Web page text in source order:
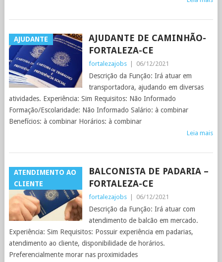
AJUDANTE
AJUDANTE DE CAMINHÃO-
FORTALEZA-CE
fortalezajobs 06/12/2021
Descrição da Função: Irá atuar em
transportadora, ajudando em diversas
atividades. Experiência: Sim Requisitos: Não Informado
Formação/Escolaridade: Não Informado Salário: à combinar
Benefícios: à combinar Horários: à combinar
Leia mais
ATENDIMENTO AO
CLIENTE
BALCONISTA DE PADARIA –
FORTALEZA-CE
fortalezajobs 06/12/2021
Descrição da Função: Irá atuar com
atendimento de balcão em mercado.
Experiência: Sim Requisitos: Possuir experiência em padarias,
atendimento ao cliente, disponibilidade de horários.
Preferencialmente morar nas proximidades